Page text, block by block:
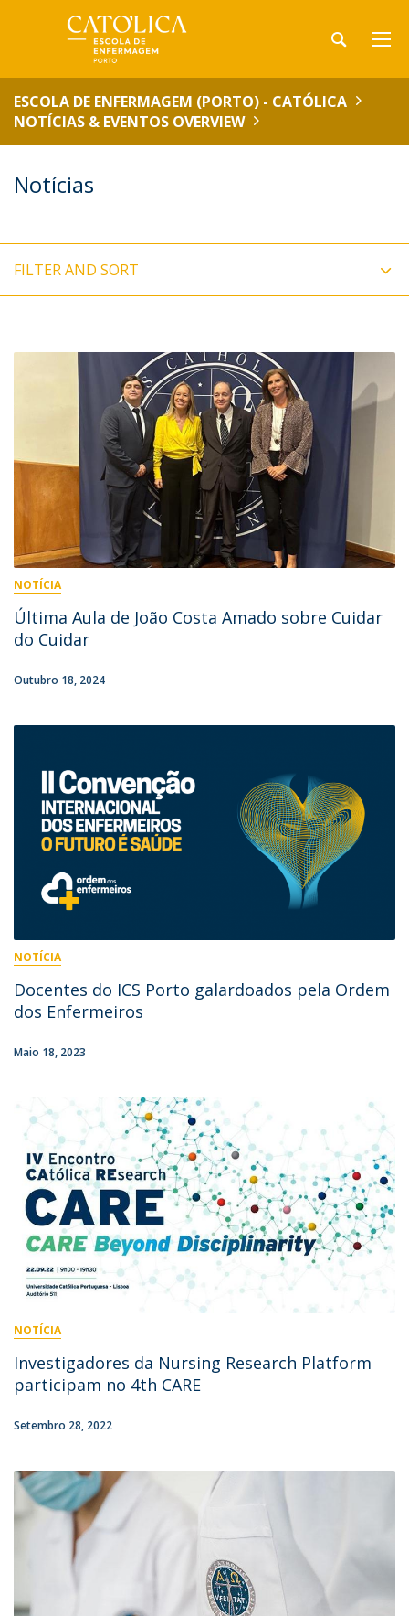
ESCOLA DE ENFERMAGEM (PORTO) - CATÓLICA
NOTÍCIAS & EVENTOS OVERVIEW
Notícias
FILTER AND SORT
NOTÍCIA
Última Aula de João Costa Amado sobre Cuidar
do Cuidar
Outubro 18, 2024
NOTÍCIA
Docentes do ICS Porto galardoados pela Ordem
dos Enfermeiros
Maio 18, 2023
NOTÍCIA
Investigadores da Nursing Research Platform
participam no 4th CARE
Setembro 28, 2022